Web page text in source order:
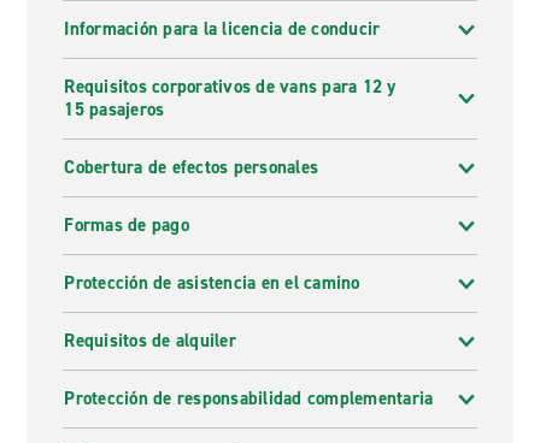
Información para la licencia de conducir
Requisitos corporativos de vans para 12 y
15 pasajeros
Cobertura de efectos personales
Formas de pago
Protección de asistencia en el camino
Requisitos de alquiler
Protección de responsabilidad complementaria